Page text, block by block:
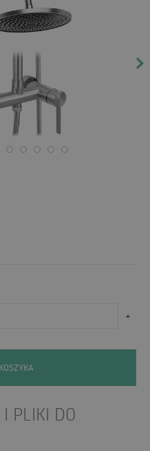
+
I PLIKI DO